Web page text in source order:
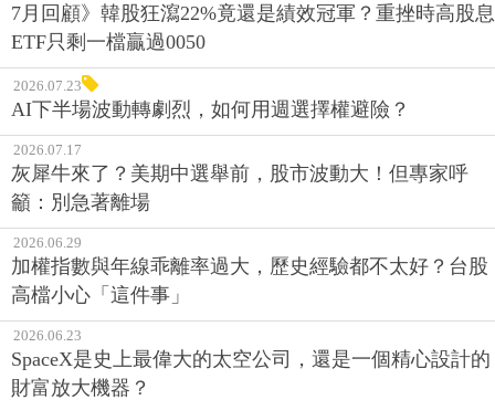
7月回顧》韓股狂瀉22%竟還是績效冠軍？重挫時高股息
ETF只剩一檔贏過0050
2026.07.23
AI下半場波動轉劇烈，如何用週選擇權避險？
2026.07.17
灰犀牛來了？美期中選舉前，股市波動大！但專家呼
籲：別急著離場
2026.06.29
加權指數與年線乖離率過大，歷史經驗都不太好？台股
高檔小心「這件事」
2026.06.23
SpaceX是史上最偉大的太空公司，還是一個精心設計的
財富放大機器？